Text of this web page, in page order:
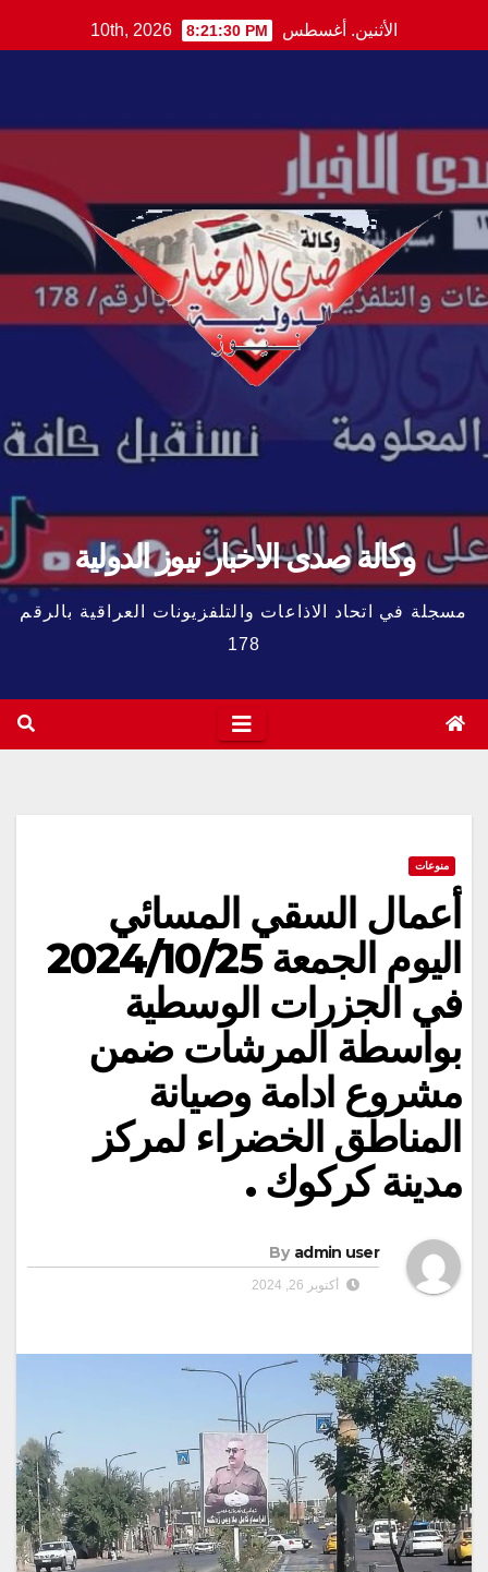
to
الأثنين. أغسطس 10th, 2026 8:21:31 PM
وكالة صدى الاخبار نيوز الدولية
مسجلة في اتحاد الاذاعات والتلفزيونات العراقية بالرقم
178
منوعات
أعمال السقي المسائي
اليوم الجمعة 2024/10/25
في الجزرات الوسطية
بواسطة المرشات ضمن
مشروع ادامة وصيانة
المناطق الخضراء لمركز
مدينة كركوك .
By admin user
أكتوبر 26, 2024